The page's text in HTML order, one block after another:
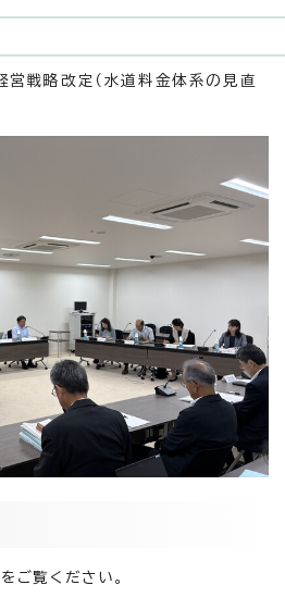
戦略改定（水道料金体系の見直
ご覧ください。